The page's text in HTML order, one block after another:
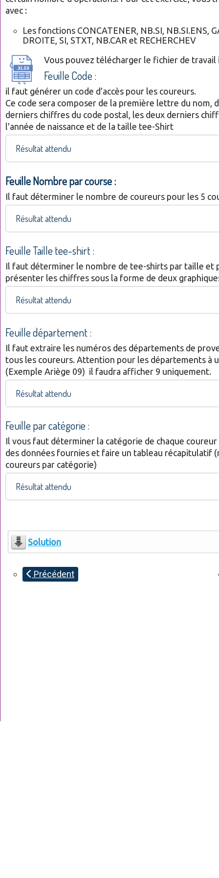
avec :
Les fonctions CONCATENER, NB.SI, NB.SI.ENS,
DROITE, SI, STXT, NB.CAR et RECHERCHEV
Vous pouvez télécharger le fichier de travail
Feuille Code :
il faut générer un code d'accès pour les coureurs.
Ce code sera composer de la première lettre du nom,
derniers chiffres du code postal, les deux derniers
l'année de naissance et de la taille tee-Shirt
Résultat attendu
Feuille Nombre par course :
Il faut déterminer le nombre de coureurs pour les 5
Résultat attendu
Feuille Taille tee-shirt :
Il faut déterminer le nombre de tee-shirts par taille et
présenter les chiffres sous la forme de deux
Résultat attendu
Feuille département :
Il faut extraire les numéros des départements de
tous les coureurs. Attention pour les départements à
(Exemple Ariège 09) il faudra afficher 9 uniquement.
Résultat attendu
Feuille par catégorie :
Il vous faut déterminer la catégorie de chaque
des données fournies et faire un tableau récapitulatif
coureurs par catégorie)
Résultat attendu
Solution
Précédent